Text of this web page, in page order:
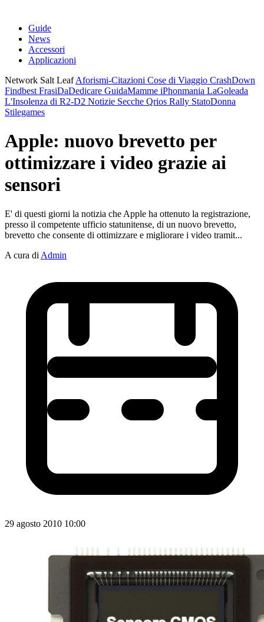
Guide
News
Accessori
Applicazioni
Network Salt LeafAforismi-Citazioni Cose di Viaggio CrashDown
Findbest FrasiDaDedicare GuidaMamme iPhonmania LaGoleada
L'Insolenza di R2-D2 Notizie Secche Qrios Rally StatoDonna
Stilegames
Apple: nuovo brevetto per
ottimizzare i video grazie ai
sensori
E' di questi giorni la notizia che Apple ha ottenuto la registrazione,
presso il competente ufficio statunitense, di un nuovo brevetto,
brevetto che consente di ottimizzare e migliorare i video tramit...
A cura di Admin
29 agosto 2010 10:00